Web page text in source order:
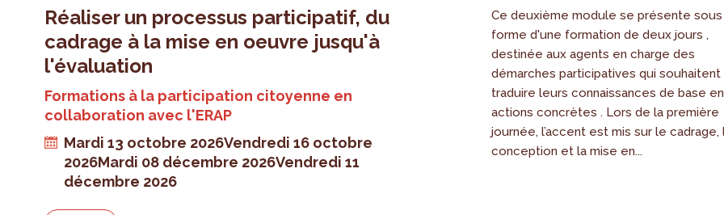
Réaliser un processus participatif, du
cadrage à la mise en oeuvre jusqu'à
l'évaluation
Formations à la participation citoyenne en
collaboration avec l'ERAP
Mardi 13 octobre 2026Vendredi 16 octobre
2026Mardi 08 décembre 2026Vendredi 11
décembre 2026
Ce deuxième module se présente sous
forme d'une formation de deux jours ,
destinée aux agents en charge des
démarches participatives qui souhaitent
traduire leurs connaissances de base en
actions concrètes . Lors de la première
journée, l’accent est mis sur le cadrage,
conception et la mise en...